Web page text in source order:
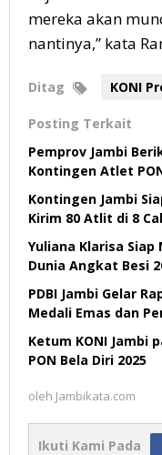
mereka akan
nantinya,” kata
Ditag KONI
Posting Terkait
Pemprov Jambi
Kontingen Atlet
Kontingen Jambi
Kirim 80 Atlit di 8
Yuliana Klarisa
Dunia Angkat Besi
PDBI Jambi Gelar
Medali Emas dan
Ketum KONI Jambi
PON Bela Diri 2025
oleh Jambikata.com
Ikuti Kami Pada